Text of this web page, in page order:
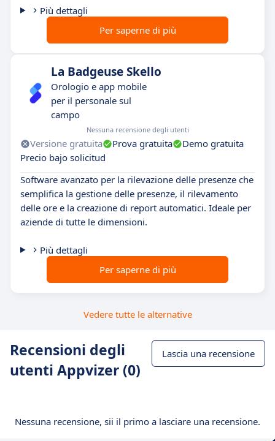
Più dettagli
Per saperne di più
La Badgeuse Skello
Orologio e app mobile
per il personale sul
campo
Nessuna recensione degli utenti
Versione gratuita Prova gratuita
Demo gratuita
Precio bajo solicitud
Software avanzato per la rilevazione delle presenze che
semplifica la gestione delle presenze, il rilevamento
delle ore e la creazione di report automatici. Ideale per
aziende di tutte le dimensioni.
Più dettagli
Per saperne di più
Vedere tutte le alternative
Recensioni degli
utenti Appvizer (0)
Lascia una recensione
Nessuna recensione, sii il primo a lasciare una recensione.